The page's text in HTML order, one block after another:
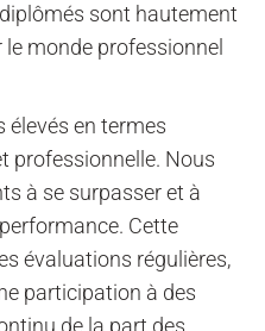
sont hautement
monde professionnel
élevés en termes
professionnelle. Nous
à se surpasser et à
Cette
évaluations régulières,
participation à des
de la part des